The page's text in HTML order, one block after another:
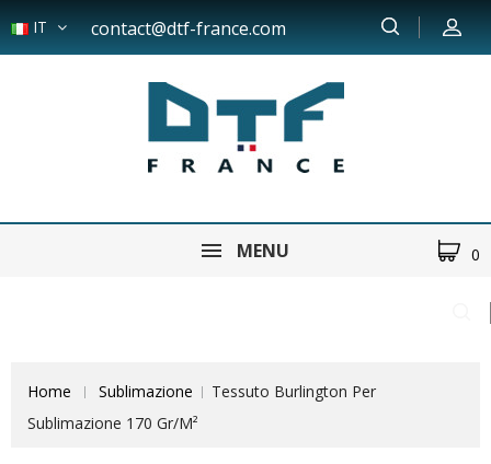
IT contact@dtf-france.com
MENU 0
Home Sublimazione
Tessuto Burlington Per
Sublimazione 170 Gr/m²